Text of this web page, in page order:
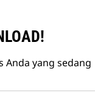
yang sedang